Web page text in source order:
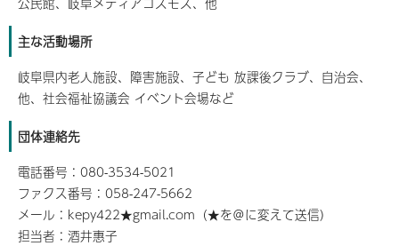
主な活動場所
岐阜県内老人施設、障害施設、子ども 放課後クラブ、自治会、
他、社会福祉協議会 イベント会場など
団体連絡先
電話番号：080-3534-5021
ファクス番号：058-247-5662
メール：kepy422★gmail.com（★を＠に変えて送信）
担当者：酒井惠子